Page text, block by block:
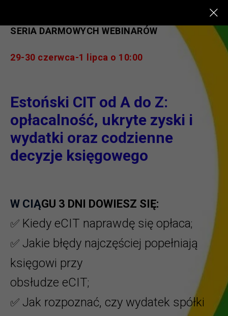
SERIA DARMOWYCH WEBINARÓW
29-30 czerwca-1 lipca о 10:00
Estoński CIT od A do Z:
opłacalność, ukryte zyski i
wydatki oraz codzienne
decyzje księgowego
W CIĄGU 3 DNI DOWIESZ SIĘ:
✅ Kiedy eCIT naprawdę się opłaca;
✅ Jakie błędy najczęściej popełniają
księgowi przy
obsłudze eCIT;
✅ Jak rozpoznać, czy wydatek spółki